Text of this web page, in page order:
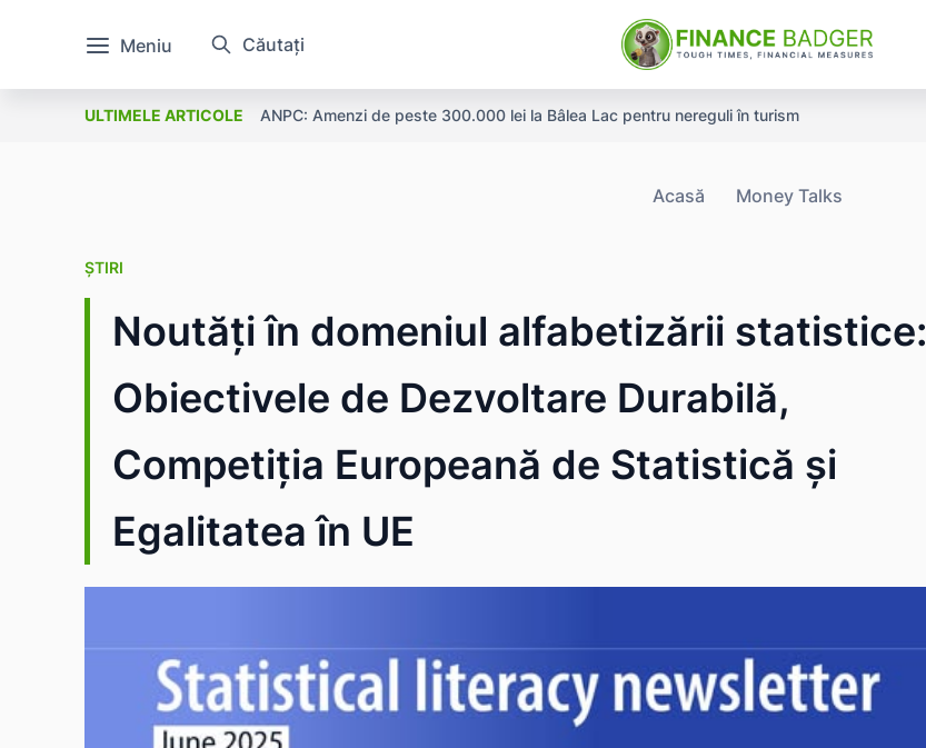
Meniu Căutați
ULTIMELE ARTICOLE ANPC: Amenzi de peste 300.000 lei la Bâlea Lac pentru nereguli în turism
Acasă Money Talks
ȘTIRI
Noutăți în domeniul alfabetizării statistice:
Obiectivele de Dezvoltare Durabilă,
Competiția Europeană de Statistică și
Egalitatea în UE